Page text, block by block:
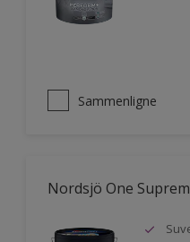
Sammenligne
Nordsjö One